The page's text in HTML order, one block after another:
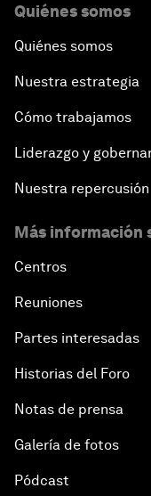
Quiénes somos
Quiénes somos
Nuestra estrategia
Cómo trabajamos
Liderazgo y
Nuestra repercusión
Más información
Centros
Reuniones
Partes interesadas
Historias del Foro
Notas de prensa
Galería de fotos
Pódcast